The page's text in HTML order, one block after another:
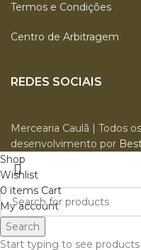
Termos e Condições
Centro de Arbitragem
REDES SOCIAIS
Mercearia Caulã | Todos
desenvolvimento por
Search
Start typing to see
Shop
Wishlist
0items Cart
My account